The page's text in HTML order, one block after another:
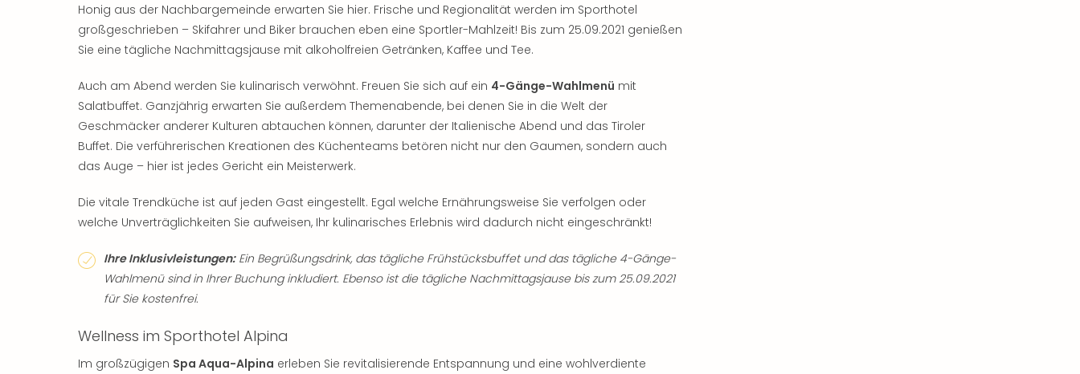
Honig aus der Nachbargemeinde erwarten Sie hier. Frische und Regionalität werden im Sporthotel
großgeschrieben – Skifahrer und Biker brauchen eben eine Sportler-Mahlzeit! Bis zum 25.09.2021 genießen
Sie eine tägliche Nachmittagsjause mit alkoholfreien Getränken, Kaffee und Tee.
Auch am Abend werden Sie kulinarisch verwöhnt. Freuen Sie sich auf ein 4-Gänge-Wahlmenü mit
Salatbuffet. Ganzjährig erwarten Sie außerdem Themenabende, bei denen Sie in die Welt der
Geschmäcker anderer Kulturen abtauchen können, darunter der Italienische Abend und das Tiroler
Buffet. Die verführerischen Kreationen des Küchenteams betören nicht nur den Gaumen, sondern auch
das Auge – hier ist jedes Gericht ein Meisterwerk.
Die vitale Trendküche ist auf jeden Gast eingestellt. Egal welche Ernährungsweise Sie verfolgen oder
welche Unverträglichkeiten Sie aufweisen, Ihr kulinarisches Erlebnis wird dadurch nicht eingeschränkt!
Ihre Inklusivleistungen:Ein Begrüßungsdrink, das tägliche Frühstücksbuffet und das tägliche 4-Gänge-
Wahlmenü sind in Ihrer Buchung inkludiert. Ebenso ist die tägliche Nachmittagsjause bis zum 25.09.2021
für Sie kostenfrei.
Wellness im Sporthotel Alpina
Im großzügigen Spa Aqua-Alpina erleben Sie revitalisierende Entspannung und eine wohlverdiente